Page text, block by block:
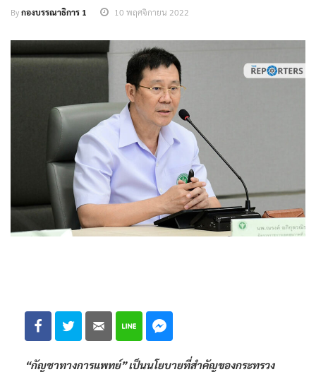
Byกองบรรณาธิการ 1 10 พฤศจิกายน 2022
“กัญชาทางการแพทย์” เป็นนโยบายที่สำคัญของกระทรวง